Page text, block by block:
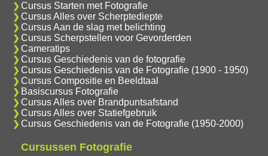
Cursus Starten met Fotografie
Cursus Alles over Scherptediepte
Cursus Aan de slag met belichting
Cursus Scherpstellen voor Gevorderden
Cameratips
Cursus Geschiedenis van de fotografie
Cursus Geschiedenis van de Fotografie (1900 - 1950)
Cursus Compositie en Beeldtaal
Basiscursus Fotografie
Cursus Alles over Brandpuntsafstand
Cursus Alles over Statiefgebruik
Cursus Geschiedenis van de Fotografie (1950-2000)
Cursussen Fotografie